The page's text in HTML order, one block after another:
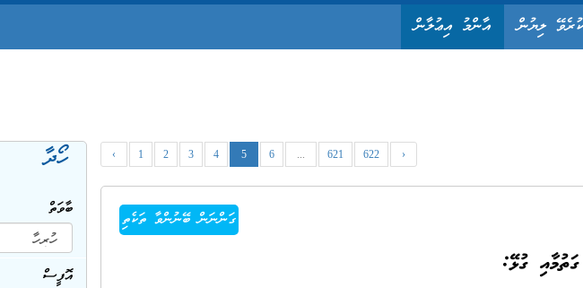
ލިޔުން އާންމު އިޢުލާން
ހޯދާ
ބާވަތް
އޮފީސް
‹ 1 2 3 4 5 6 ... 621 622 ›
ގަންނަން ބޭނުންވާ ތަކެތި
ގުޅޭ: